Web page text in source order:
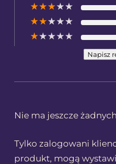
★★★★★
★★★★★
★★★★★
Napisz
Nie ma jeszcze
Tylko zalogowani
produkt, mogą